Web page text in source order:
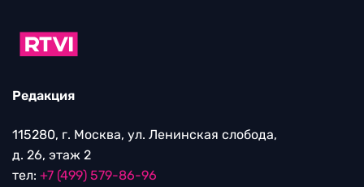
Редакция
115280, г. Москва, ул. Ленинская слобода,
д. 26, этаж 2
тел: +7 (499) 579-86-96